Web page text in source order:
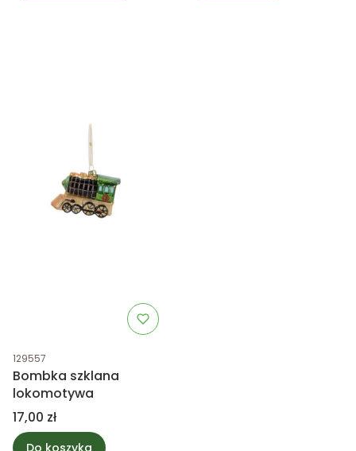
Kod produktu
129557
Bombka szklana
lokomotywa
Cena
17,00 zł
Do koszyka